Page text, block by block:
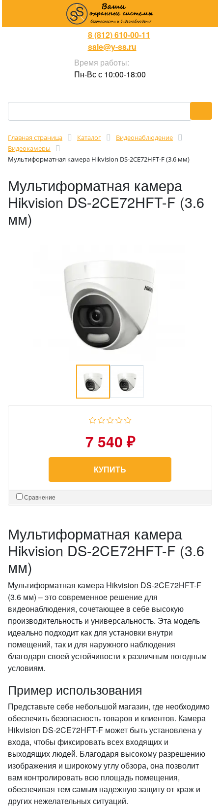
8 (812) 610-00-11
sale@y-ss.ru
Время работы:
Пн-Вс с 10:00-18:00
Главная страница Каталог
Видеонаблюдение
Видеокамеры
Мультиформатная камера Hikvision DS-2CE72HFT-F (3.6 мм)
Мультиформатная камера
Hikvision DS-2CE72HFT-F (3.6
мм)
7 540 ₽
КУПИТЬ
Сравнение
Мультиформатная камера
Hikvision DS-2CE72HFT-F (3.6
мм)
Мультиформатная камера Hikvision DS-2CE72HFT-F
(3.6 мм) – это современное решение для
видеонаблюдения, сочетающее в себе высокую
производительность и универсальность. Эта модель
идеально подходит как для установки внутри
помещений, так и для наружного наблюдения
благодаря своей устойчивости к различным погодным
условиям.
Пример использования
Представьте себе небольшой магазин, где необходимо
обеспечить безопасность товаров и клиентов. Камера
Hikvision DS-2CE72HFT-F может быть установлена у
входа, чтобы фиксировать всех входящих и
выходящих людей. Благодаря высокому разрешению
изображения и широкому углу обзора, она позволит
вам контролировать всю площадь помещения,
обеспечивая тем самым надежную защиту от краж и
других нежелательных ситуаций.